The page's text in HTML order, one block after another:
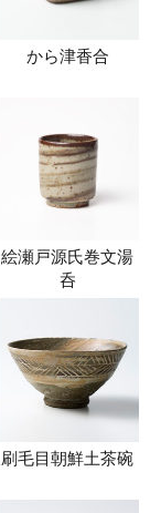
から津香合
絵瀬戸源氏巻文湯
呑
刷毛目朝鮮土茶碗